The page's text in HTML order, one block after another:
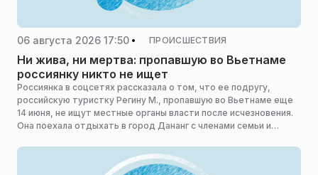
06 августа 2026 17:50 ПРОИСШЕСТВИЯ
Ни жива, ни мертва: пропавшую во Вьетнаме
россиянку никто не ищет
Россиянка в соцсетях рассказала о том, что ее подругу,
российскую туристку Регину М., пропавшую во Вьетнаме еще
14 июня, не ищут местные органы власти после исчезновения.
Она поехала отдыхать в город Дананг с членами семьи и